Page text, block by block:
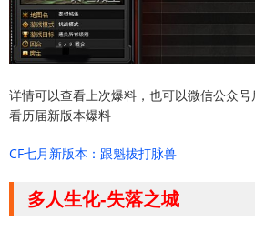
详情可以查看上次爆料，也可以微信公众号
看历届新版本爆料
CF七月新版本：跟魁拔打脉兽
多人生化-失落之城